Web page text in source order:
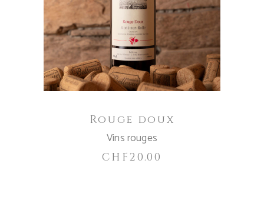
IN DEN WARENKORB
Rouge doux
Vins rouges
CHF20.00